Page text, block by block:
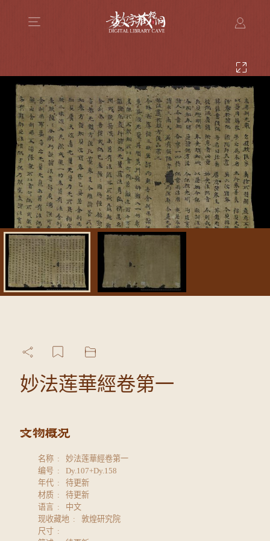
妙法莲華經卷第一
名称
妙法莲華經卷第一
编号
Dy.107+Dy.158
年代
待更新
材质
待更新
语言
中文
现收藏地
敦煌研究院
尺寸